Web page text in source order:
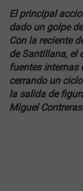
El principal
dado un golpe
Con la reciente
de Santillana, el
fuentes internas
cerrando un
la salida de
Miguel